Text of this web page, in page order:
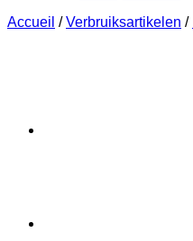
Accueil / Verbruiksartikelen /